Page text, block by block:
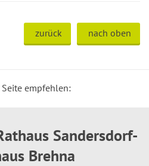
zurück nach oben
Seite empfehlen:
Sandersdorf-
Brehna